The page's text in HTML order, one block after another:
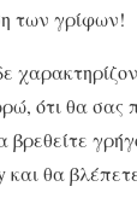
των γρίφων!
ότι θα σας
βρεθείτε
και θα